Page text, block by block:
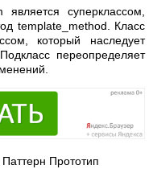
суперклассом,
template_method. Класс
который наследует
переопределяет
Прототип